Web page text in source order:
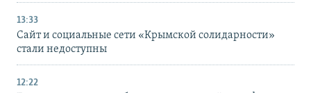
13:33
Сайт и социальные сети «Крымской солидарности»
стали недоступны
12:22